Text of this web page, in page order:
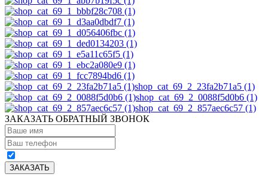
shop_cat_69_2_23fa2b71a5 (1)
shop_cat_69_2_0088f5d0b6 (1)
shop_cat_69_2_857aec6c57 (1)
ЗАКАЗАТЬ ОБРАТНЫЙ ЗВОНОК